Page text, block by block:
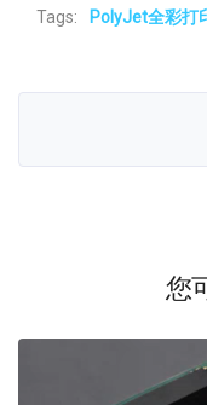
Tags: PolyJet全彩打
您